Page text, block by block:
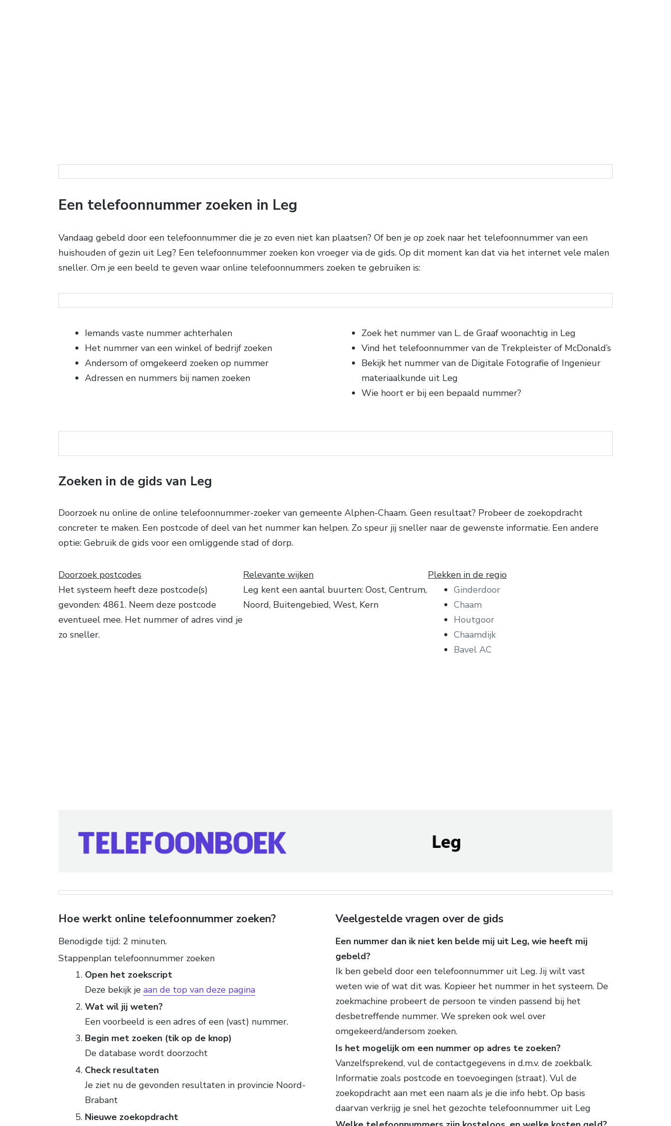
Een telefoonnummer zoeken in Leg
Vandaag gebeld door een telefoonnummer die je zo even niet kan plaatsen? Of ben je op zoek naar het telefoonnummer van een
huishouden of gezin uit Leg? Een telefoonnummer zoeken kon vroeger via de gids. Op dit moment kan dat via het internet vele malen
sneller. Om je een beeld te geven waar online telefoonnummers zoeken te gebruiken is:
Iemands vaste nummer achterhalen
Het nummer van een winkel of bedrijf zoeken
Andersom of omgekeerd zoeken op nummer
Adressen en nummers bij namen zoeken
Zoek het nummer van L. de Graaf woonachtig in Leg
Vind het telefoonnummer van de Trekpleister of McDonald’s
Bekijk het nummer van de Digitale Fotografie of Ingenieur
materiaalkunde uit Leg
Wie hoort er bij een bepaald nummer?
Zoeken in de gids van Leg
Doorzoek nu online de online telefoonnummer-zoeker van gemeente Alphen-Chaam. Geen resultaat? Probeer de zoekopdracht
concreter te maken. Een postcode of deel van het nummer kan helpen. Zo speur jij sneller naar de gewenste informatie. Een andere
optie: Gebruik de gids voor een omliggende stad of dorp.
Doorzoek postcodes
Het systeem heeft deze postcode(s)
gevonden: 4861. Neem deze postcode
eventueel mee. Het nummer of adres vind je
zo sneller.
Relevante wijken
Leg kent een aantal buurten: Oost, Centrum,
Noord, Buitengebied, West, Kern
Plekken in de regio
Ginderdoor
Chaam
Houtgoor
Chaamdijk
Bavel AC
Hoe werkt online telefoonnummer zoeken?
Benodigde tijd: 2 minuten.
Stappenplan telefoonnummer zoeken
Open het zoekscript
Deze bekijk je aan de top van deze pagina
Wat wil jij weten?
Een voorbeeld is een adres of een (vast) nummer.
Begin met zoeken (tik op de knop)
De database wordt doorzocht
Check resultaten
Je ziet nu de gevonden resultaten in provincie Noord-
Brabant
Nieuwe zoekopdracht
Veelgestelde vragen over de gids
Een nummer dan ik niet ken belde mij uit Leg, wie heeft mij
gebeld?
Ik ben gebeld door een telefoonnummer uit Leg. Jij wilt vast
weten wie of wat dit was. Kopieer het nummer in het systeem. De
zoekmachine probeert de persoon te vinden passend bij het
desbetreffende nummer. We spreken ook wel over
omgekeerd/andersom zoeken.
Is het mogelijk om een nummer op adres te zoeken?
Vanzelfsprekend, vul de contactgegevens in d.m.v. de zoekbalk.
Informatie zoals postcode en toevoegingen (straat). Vul de
zoekopdracht aan met een naam als je die info hebt. Op basis
daarvan verkrijg je snel het gezochte telefoonnummer uit Leg